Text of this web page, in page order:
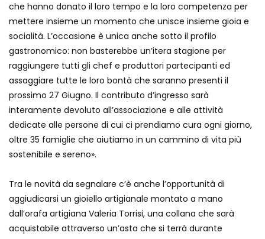
che hanno donato il loro tempo e la loro competenza per
mettere insieme un momento che unisce insieme gioia e
socialità. L’occasione è unica anche sotto il profilo
gastronomico: non basterebbe un’itera stagione per
raggiungere tutti gli chef e produttori partecipanti ed
assaggiare tutte le loro bontà che saranno presenti il
prossimo 27 Giugno. Il contributo d’ingresso sarà
interamente devoluto all’associazione e alle attività
dedicate alle persone di cui ci prendiamo cura ogni giorno,
oltre 35 famiglie che aiutiamo in un cammino di vita più
sostenibile e sereno».
Tra le novità da segnalare c’è anche l’opportunità di
aggiudicarsi un gioiello artigianale montato a mano
dall’orafa artigiana Valeria Torrisi, una collana che sarà
acquistabile attraverso un’asta che si terrà durante